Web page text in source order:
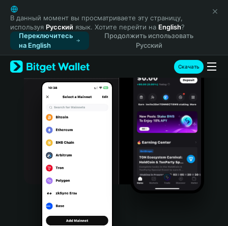
English
日本語
Tiếng Việt
Русский
Español (Latinoamérica)
Türkçe
Italiano
Português (Portugal)
Bahasa Indonesia
Português (Brasil)
В данный момент вы просматриваете эту страницу,
используя Русский язык. Хотите перейти на English?
Переключитесь
на English
Продолжить использовать
Русский
Скачать